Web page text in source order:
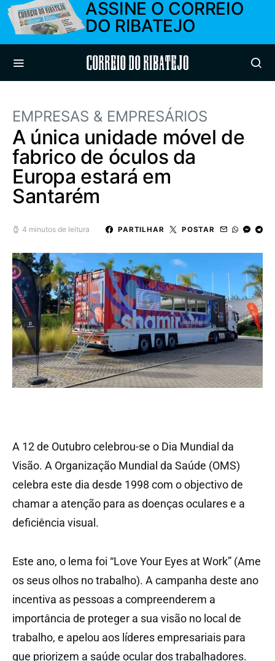
ASSINE O CORREIO
DO RIBATEJO
Correio do Ribatejo
EMPRESAS & EMPRESÁRIOS
A única unidade móvel de
fabrico de óculos da
Europa estará em
Santarém
4 minutos de leitura PARTILHAR POSTAR
A 12 de Outubro celebrou-se o Dia Mundial da
Visão. A Organização Mundial da Saúde (OMS)
celebra este dia desde 1998 com o objectivo de
chamar a atenção para as doenças oculares e a
deficiência visual.
Este ano, o lema foi “Love Your Eyes at Work” (Ame
os seus olhos no trabalho). A campanha deste ano
incentiva as pessoas a compreenderem a
importância de proteger a sua visão no local de
trabalho, e apelou aos líderes empresariais para
que priorizem a saúde ocular dos trabalhadores.